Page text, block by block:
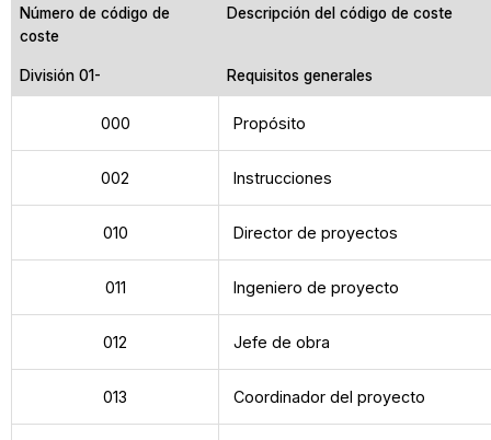
Número de código de
coste
Descripción del código de coste
División 01- Requisitos generales
000 Propósito
002 Instrucciones
010 Director de proyectos
011 Ingeniero de proyecto
012 Jefe de obra
013 Coordinador del proyecto